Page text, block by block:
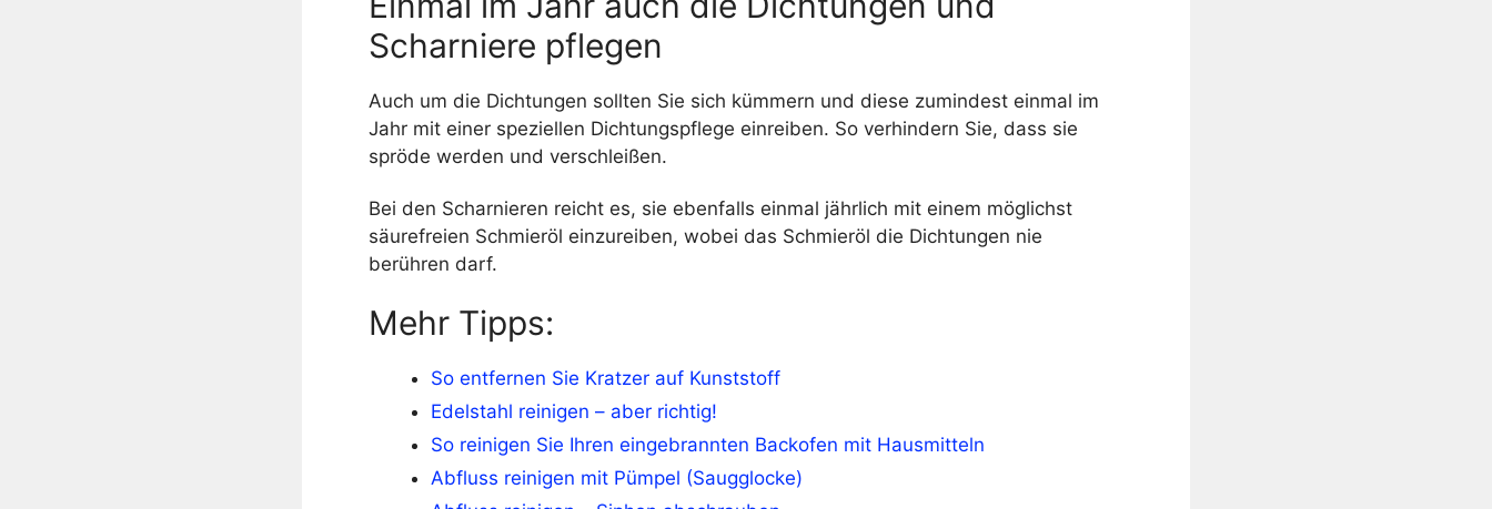
Scharniere pflegen
Auch um die Dichtungen sollten Sie sich kümmern und diese zumindest einmal im
Jahr mit einer speziellen Dichtungspflege einreiben. So verhindern Sie, dass sie
spröde werden und verschleißen.
Bei den Scharnieren reicht es, sie ebenfalls einmal jährlich mit einem möglichst
säurefreien Schmieröl einzureiben, wobei das Schmieröl die Dichtungen nie
berühren darf.
Mehr Tipps:
So entfernen Sie Kratzer auf Kunststoff
Edelstahl reinigen – aber richtig!
So reinigen Sie Ihren eingebrannten Backofen mit Hausmitteln
Abfluss reinigen mit Pümpel (Saugglocke)